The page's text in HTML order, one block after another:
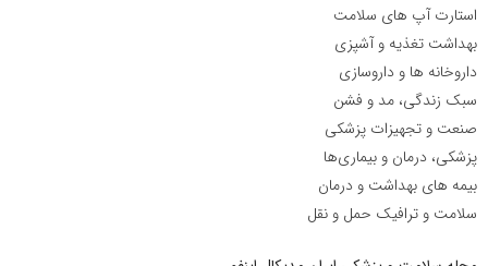
استارت آپ های سلامت
بهداشت تغذیه و آشپزی
داروخانه ها و داروسازی
سبک زندگی، مد و فشن
صنعت و تجهیزات پزشکی
پزشکی، درمان و بیماری‌ها
بیمه های بهداشت و درمان
سلامت و ترافیک حمل و نقل